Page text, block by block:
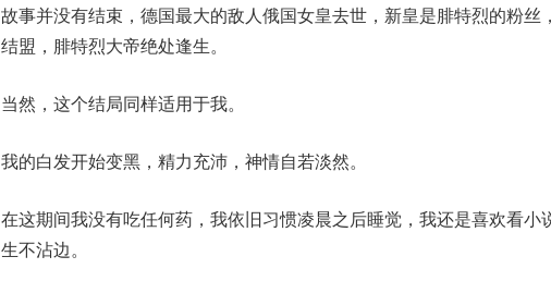
故事并没有结束，德国最大的敌人俄国女皇去世，新皇是腓特烈的粉丝
结盟，腓特烈大帝绝处逢生。
当然，这个结局同样适用于我。
我的白发开始变黑，精力充沛，神情自若淡然。
在这期间我没有吃任何药，我依旧习惯凌晨之后睡觉，我还是喜欢看
生不沾边。